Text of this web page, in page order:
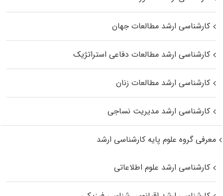
کارشناسی ارشد مطالعات جهان
کارشناسی ارشد مطالعات دفاعی استراتژیک
کارشناسی ارشد مطالعات زنان
کارشناسی ارشد مدیریت نساجی
معرفی گروه علوم پایه کارشناسی ارشد
کارشناسی ارشد علوم اطلاعاتی